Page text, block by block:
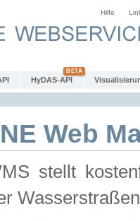
Hilfe
HyDAS-API
Web
stellt